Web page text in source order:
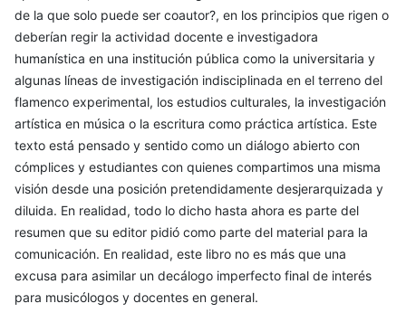
de la que solo puede ser coautor?, en los principios que rigen o
deberían regir la actividad docente e investigadora
humanística en una institución pública como la universitaria y
algunas líneas de investigación indisciplinada en el terreno del
flamenco experimental, los estudios culturales, la investigación
artística en música o la escritura como práctica artística. Este
texto está pensado y sentido como un diálogo abierto con
cómplices y estudiantes con quienes compartimos una misma
visión desde una posición pretendidamente desjerarquizada y
diluida. En realidad, todo lo dicho hasta ahora es parte del
resumen que su editor pidió como parte del material para la
comunicación. En realidad, este libro no es más que una
excusa para asimilar un decálogo imperfecto final de interés
para musicólogos y docentes en general.